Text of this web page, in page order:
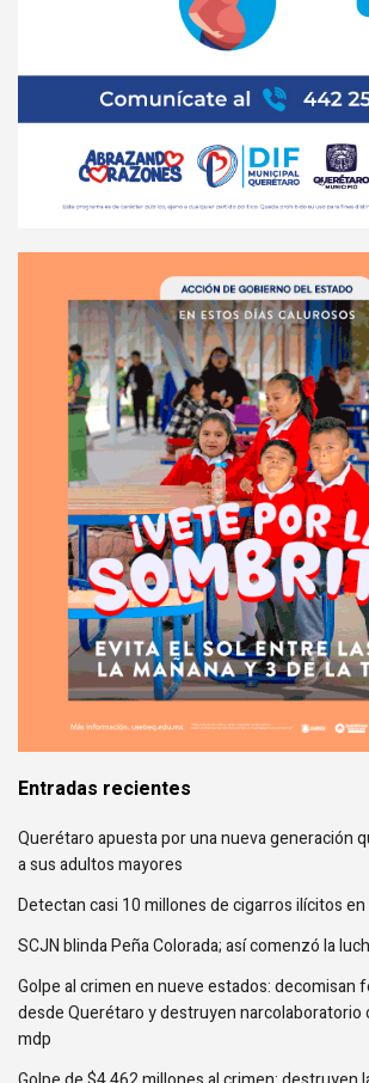
Entradas recientes
Querétaro apuesta por una nueva generación
a sus adultos mayores
Detectan casi 10 millones de cigarros ilícitos
SCJN blinda Peña Colorada; así comenzó la
Golpe al crimen en nueve estados: decomisan
desde Querétaro y destruyen narcolaboratorio
mdp